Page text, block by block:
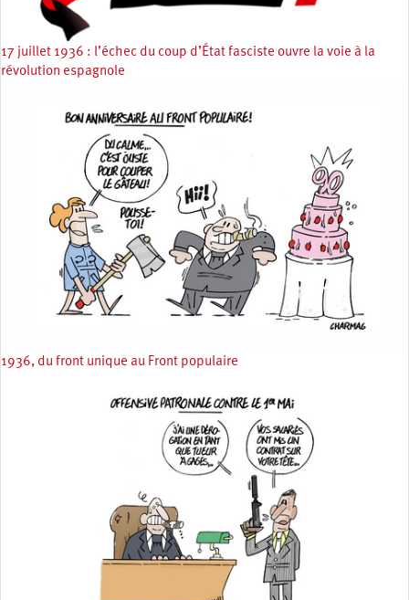
17 juillet 1936 : l’échec du coup d’État fasciste ouvre la voie à la
révolution espagnole
1936, du front unique au Front populaire